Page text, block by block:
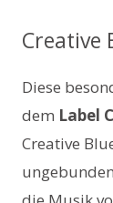
Creative
Diese
dem Label
Creative